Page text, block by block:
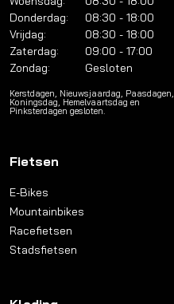
Donderdag:
08:30 - 18:00
Vrijdag:
08:30 - 18:00
Zaterdag:
09:00 - 17:00
Zondag:
Gesloten
Kerstdagen, Nieuwsjaardag, Paasdagen,
Koningsdag, Hemelvaartsdag en
Pinksterdagen gesloten.
Fietsen
E-Bikes
Mountainbikes
Racefietsen
Stadsfietsen